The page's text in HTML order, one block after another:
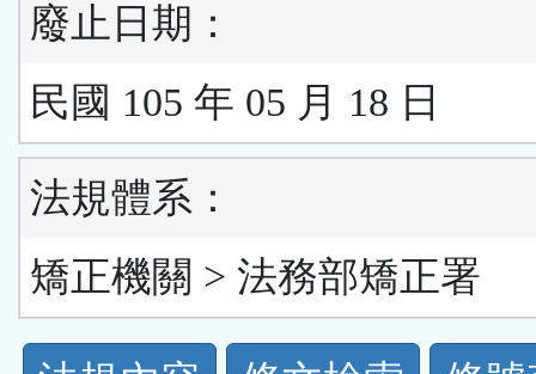
廢止日期：
民國 105 年 05 月 18 日
法規體系：
矯正機關 > 法務部矯正署